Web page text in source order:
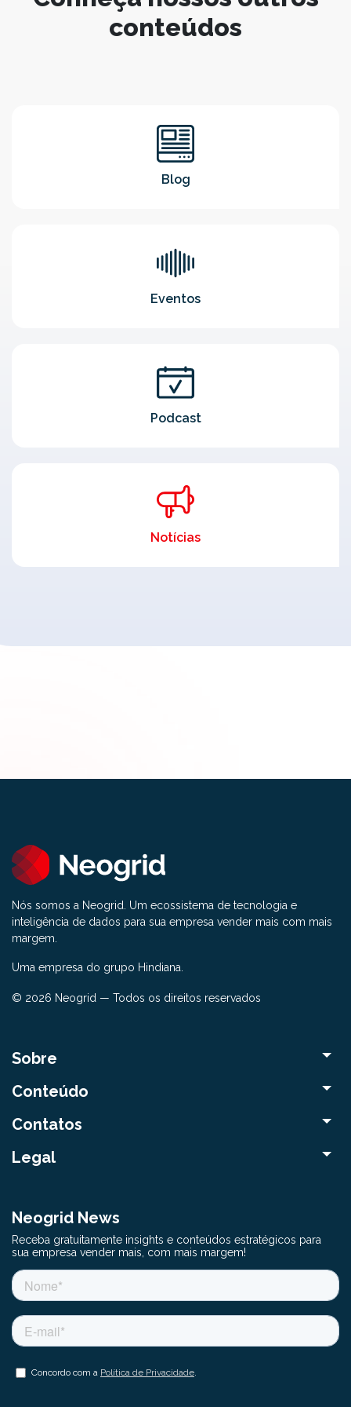
conteúdos
Blog
Eventos
Podcast
Notícias
Nós somos a Neogrid. Um ecossistema de tecnologia e
inteligência de dados para sua empresa vender mais com mais
margem.
Uma empresa do grupo Hindiana.
© 2026 Neogrid — Todos os direitos reservados
Sobre
Conteúdo
Contatos
Legal
Neogrid News